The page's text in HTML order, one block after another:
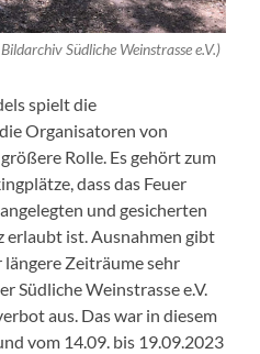
Südliche Weinstrasse e.V.)
spielt die
Organisatoren von
Rolle. Es gehört zum
dass das Feuer
und gesicherten
erlaubt ist. Ausnahmen gibt
längere Zeiträume sehr
Südliche Weinstrasse e.V.
aus. Das war in diesem
vom 14.09. bis 19.09.2023